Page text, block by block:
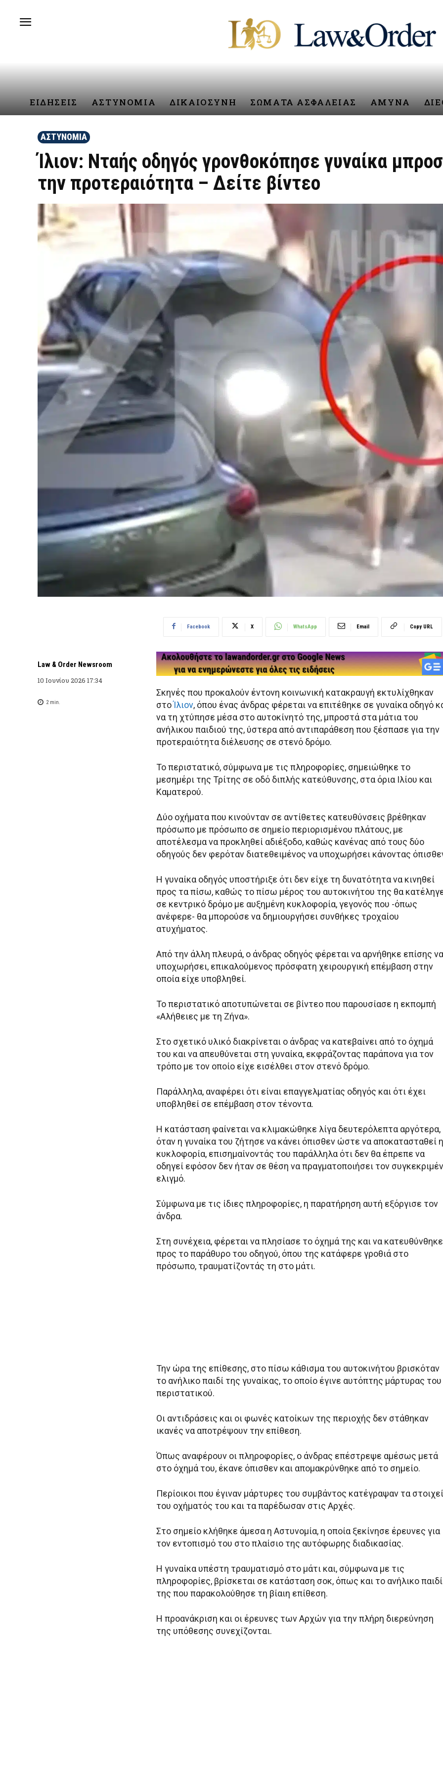
ΕΙΔΗΣΕΙΣ ΑΣΤΥΝΟΜΙΑ ΔΙΚΑΙΟΣΥΝΗ ΣΩΜΑΤΑ ΑΣΦΑΛΕΙΑΣ ΑΜΥΝΑ
ΑΣΤΥΝΟΜΙΑ
Ίλιον: Νταής οδηγός γρονθοκόπησε γυναίκα
την προτεραιότητα – Δείτε βίντεο
Law & Order Newsroom
10 Ιουνίου 2026 17:34
2min.
Facebook X WhatsApp Email Copy URL
Σκηνές που προκαλούν έντονη κοινωνική κατακραυγή εκτυλίχθηκαν
στοΊλιον, όπου ένας άνδρας φέρεται να επιτέθηκε σε γυναίκα οδηγό
να τη χτύπησε μέσα στο αυτοκίνητό της, μπροστά στα μάτια του
ανήλικου παιδιού της, ύστερα από αντιπαράθεση που ξέσπασε για την
προτεραιότητα διέλευσης σε στενό δρόμο.
Το περιστατικό, σύμφωνα με τις πληροφορίες, σημειώθηκε το
μεσημέρι της Τρίτης σε οδό διπλής κατεύθυνσης, στα όρια Ιλίου και
Καματερού.
Δύο οχήματα που κινούνταν σε αντίθετες κατευθύνσεις βρέθηκαν
πρόσωπο με πρόσωπο σε σημείο περιορισμένου πλάτους, με
αποτέλεσμα να προκληθεί αδιέξοδο, καθώς κανένας από τους δύο
οδηγούς δεν φερόταν διατεθειμένος να υποχωρήσει κάνοντας
Η γυναίκα οδηγός υποστήριξε ότι δεν είχε τη δυνατότητα να κινηθεί
προς τα πίσω, καθώς το πίσω μέρος του αυτοκινήτου της θα
σε κεντρικό δρόμο με αυξημένη κυκλοφορία, γεγονός που -όπως
ανέφερε- θα μπορούσε να δημιουργήσει συνθήκες τροχαίου
ατυχήματος.
Από την άλλη πλευρά, ο άνδρας οδηγός φέρεται να αρνήθηκε επίσης να
υποχωρήσει, επικαλούμενος πρόσφατη χειρουργική επέμβαση στην
οποία είχε υποβληθεί.
Το περιστατικό αποτυπώνεται σε βίντεο που παρουσίασε η εκπομπή
«Αλήθειες με τη Ζήνα».
Στο σχετικό υλικό διακρίνεται ο άνδρας να κατεβαίνει από το όχημά
του και να απευθύνεται στη γυναίκα, εκφράζοντας παράπονα για τον
τρόπο με τον οποίο είχε εισέλθει στον στενό δρόμο.
Παράλληλα, αναφέρει ότι είναι επαγγελματίας οδηγός και ότι έχει
υποβληθεί σε επέμβαση στον τένοντα.
Η κατάσταση φαίνεται να κλιμακώθηκε λίγα δευτερόλεπτα αργότερα,
όταν η γυναίκα του ζήτησε να κάνει όπισθεν ώστε να αποκατασταθεί η
κυκλοφορία, επισημαίνοντάς του παράλληλα ότι δεν θα έπρεπε να
οδηγεί εφόσον δεν ήταν σε θέση να πραγματοποιήσει τον
ελιγμό.
Σύμφωνα με τις ίδιες πληροφορίες, η παρατήρηση αυτή εξόργισε τον
άνδρα.
Στη συνέχεια, φέρεται να πλησίασε το όχημά της και να κατευθύνθηκε
προς το παράθυρο του οδηγού, όπου της κατάφερε γροθιά στο
πρόσωπο, τραυματίζοντάς τη στο μάτι.
Την ώρα της επίθεσης, στο πίσω κάθισμα του αυτοκινήτου βρισκόταν
το ανήλικο παιδί της γυναίκας, το οποίο έγινε αυτόπτης μάρτυρας του
περιστατικού.
Οι αντιδράσεις και οι φωνές κατοίκων της περιοχής δεν στάθηκαν
ικανές να αποτρέψουν την επίθεση.
Όπως αναφέρουν οι πληροφορίες, ο άνδρας επέστρεψε αμέσως μετά
στο όχημά του, έκανε όπισθεν και απομακρύνθηκε από το σημείο.
Περίοικοι που έγιναν μάρτυρες του συμβάντος κατέγραψαν τα
του οχήματός του και τα παρέδωσαν στις Αρχές.
Στο σημείο κλήθηκε άμεσα η Αστυνομία, η οποία ξεκίνησε έρευνες για
τον εντοπισμό του στο πλαίσιο της αυτόφωρης διαδικασίας.
Η γυναίκα υπέστη τραυματισμό στο μάτι και, σύμφωνα με τις
πληροφορίες, βρίσκεται σε κατάσταση σοκ, όπως και το ανήλικο παιδί
της που παρακολούθησε τη βίαιη επίθεση.
Η προανάκριση και οι έρευνες των Αρχών για την πλήρη διερεύνηση
της υπόθεσης συνεχίζονται.